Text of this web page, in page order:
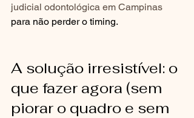
judicial odontológica em Campinas
para não perder o timing.
A solução irresistível: o
que fazer agora (sem
piorar o quadro e sem